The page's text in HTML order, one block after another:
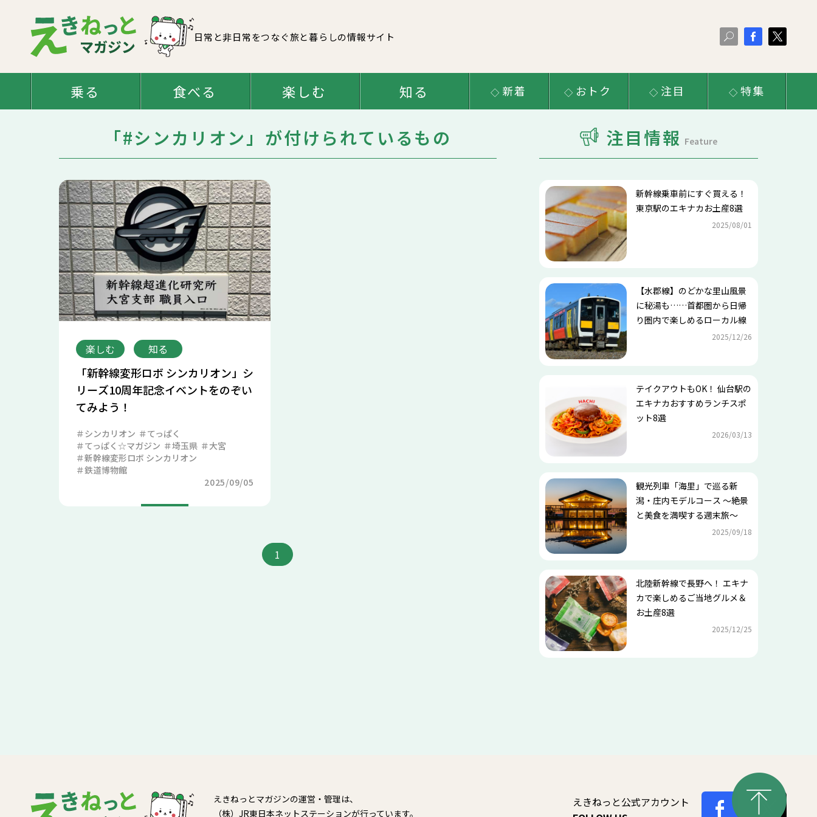
日常と非日常をつなぐ旅と暮らしの情報サイト
乗る 食べる 楽しむ 知る 新着 おトク 注目 特集
「#シンカリオン」が付けられているもの
楽しむ 知る
「新幹線変形ロボ シンカリオン」シ
リーズ10周年記念イベントをのぞい
てみよう！
シンカリオン
てっぱく
てっぱく☆マガジン
埼玉県
大宮
新幹線変形ロボ シンカリオン
鉄道博物館
2025/09/05
1
注目情報 Feature
新幹線乗車前にすぐ買える！
東京駅のエキナカお土産8選
2025/08/01
【水郡線】のどかな里山風景
に秘湯も……首都圏から日帰
り圏内で楽しめるローカル線
2025/12/26
テイクアウトもOK！ 仙台駅の
エキナカおすすめランチスポ
ット8選
2026/03/13
観光列車「海里」で巡る新
潟・庄内モデルコース ～絶景
と美食を満喫する週末旅～
2025/09/18
北陸新幹線で長野へ！ エキナ
カで楽しめるご当地グルメ＆
お土産8選
2025/12/25
えきねっとマガジンの運営・管理は、
（株）JR東日本ネットステーションが行っています。
えきねっと公式アカウント